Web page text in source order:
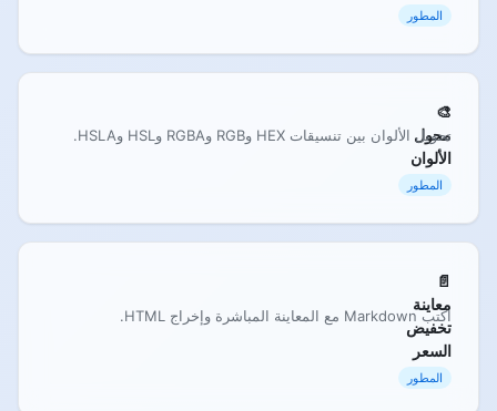
المطور
🎨
محول
الألوان
تحويل الألوان بين تنسيقات HEX وRGB وRGBA وHSL وHSLA.
المطور
📄
معاينة
تخفيض
السعر
اكتب Markdown مع المعاينة المباشرة وإخراج HTML.
المطور